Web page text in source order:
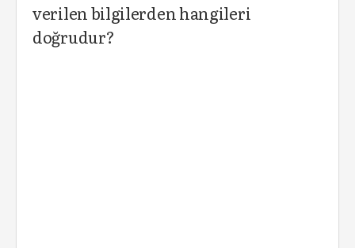
verilen bilgilerden hangileri
doğrudur?